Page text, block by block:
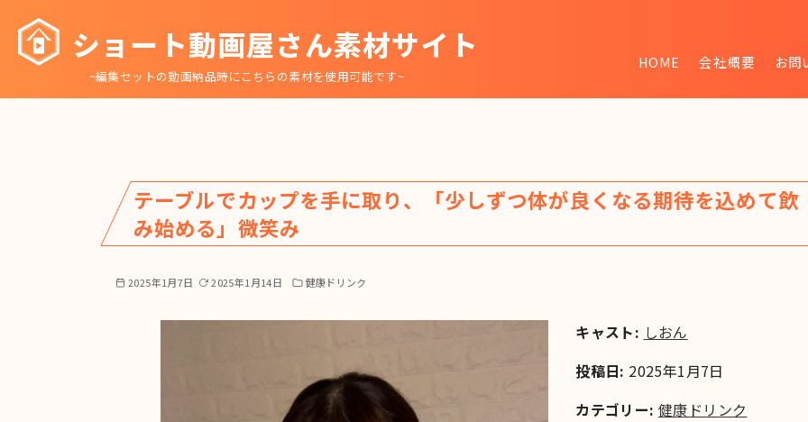
ショート動画屋さん素材サイト
~編集セットの動画納品時にこちらの素材を使用可能です~
HOME 会社概要 お問
テーブルでカップを手に取り、「少しずつ体が良くなる期待を込めて飲
み始める」微笑み
2025年1月7日 2025年1月14日 健康ドリンク
キャスト: しおん
投稿日: 2025年1月7日
カテゴリー: 健康ドリンク